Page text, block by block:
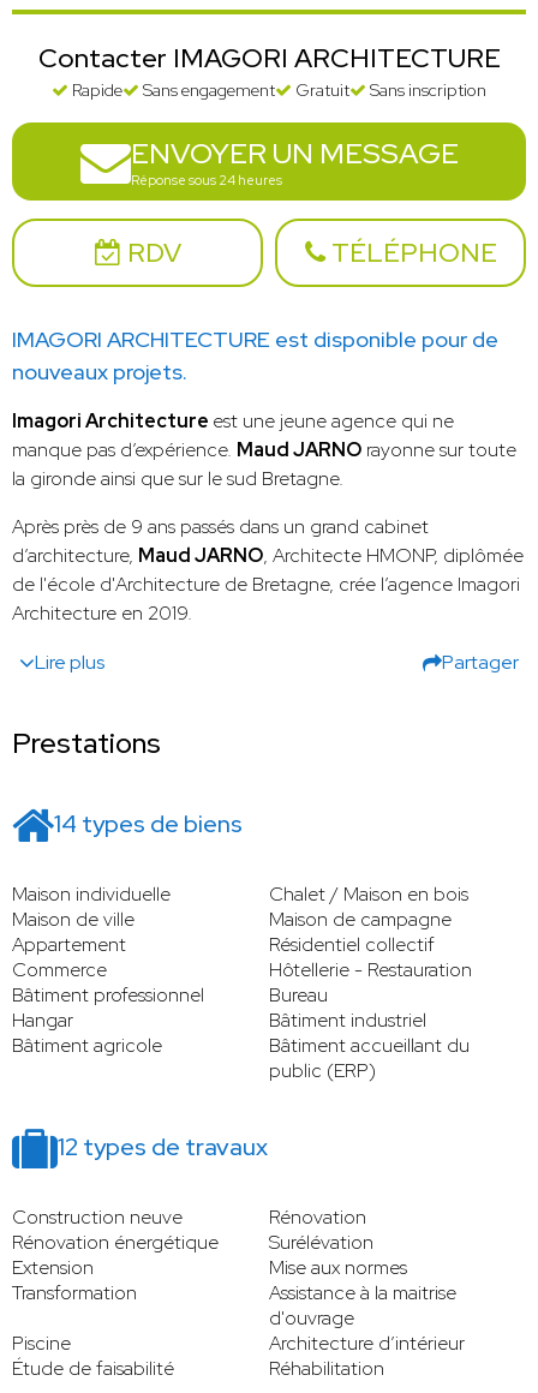
Contacter IMAGORI ARCHITECTURE
Rapide Sans engagement Gratuit Sans inscription
ENVOYER UN MESSAGE
Réponse sous 24 heures
RDV TÉLÉPHONE
IMAGORI ARCHITECTURE est disponible pour de
nouveaux projets.
Imagori Architecture est une jeune agence qui ne
manque pas d’expérience. Maud JARNO rayonne sur toute
la gironde ainsi que sur le sud Bretagne.
Après près de 9 ans passés dans un grand cabinet
d’architecture, Maud JARNO, Architecte HMONP, diplômée
de l'école d'Architecture de Bretagne, crée l’agence Imagori
Architecture en 2019.
Lire plus
Partager
Prestations
14 types de biens
Maison individuelle
Chalet / Maison en bois
Maison de ville
Maison de campagne
Appartement
Résidentiel collectif
Commerce
Hôtellerie - Restauration
Bâtiment professionnel
Bureau
Hangar
Bâtiment industriel
Bâtiment agricole
Bâtiment accueillant du
public (ERP)
12 types de travaux
Construction neuve
Rénovation
Rénovation énergétique
Surélévation
Extension
Mise aux normes
Transformation
Assistance à la maitrise
d'ouvrage
Piscine
Architecture d’intérieur
Étude de faisabilité
Réhabilitation